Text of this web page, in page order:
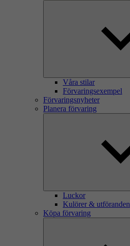
Våra stilar
Förvaringsexempel
Förvaringsnyheter
Planera förvaring
Luckor
Kulörer & utföranden
Köpa förvaring